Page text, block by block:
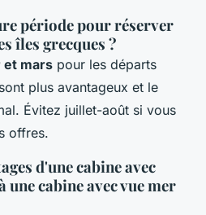
période pour réserver
îles grecques ?
et mars pour les départs
plus avantageux et le
Évitez juillet-août si vous
offres.
d'une cabine avec
cabine avec vue mer